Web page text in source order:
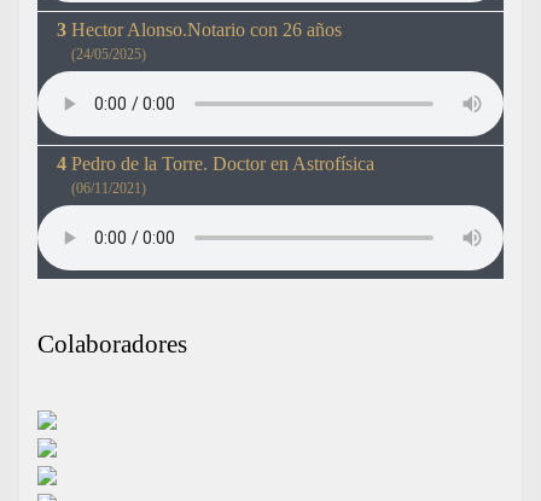
Hector Alonso.Notario con 26 años
(24/05/2025)
Pedro de la Torre. Doctor en Astrofísica
(06/11/2021)
Colaboradores